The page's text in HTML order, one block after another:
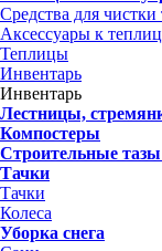
Средства для чистки
Аксессуары к
Теплицы
Инвентарь
Инвентарь
Лестницы,
Компостеры
Строительные тазы
Тачки
Тачки
Колеса
Уборка снега